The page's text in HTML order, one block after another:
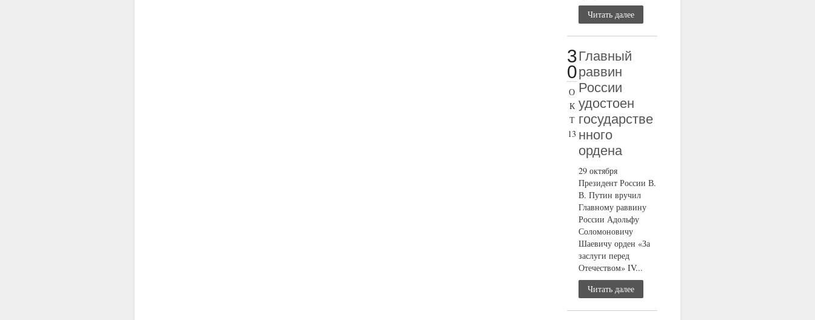
Читать далее
3
0
О
К
Т
13
Главный
раввин
России
удостоен
государстве
нного
ордена
29 октября
Президент России В.
В. Путин вручил
Главному раввину
России Адольфу
Соломоновичу
Шаевичу орден «За
заслуги перед
Отечеством» IV...
Читать далее